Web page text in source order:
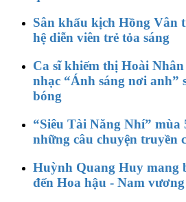
Sân khấu kịch Hồng Vân
hệ diễn viên trẻ tỏa sáng
Ca sĩ khiếm thị Hoài
nhạc “Ánh sáng nơi anh”
bóng
“Siêu Tài Năng Nhí” mùa
những câu chuyện truyền
Huỳnh Quang Huy mang
đến Hoa hậu - Nam